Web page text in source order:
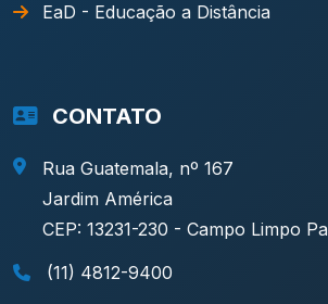
EaD - Educação a Distância
CONTATO
Rua Guatemala, nº 167
Jardim América
CEP: 13231-230 - Campo Limpo
(11) 4812-9400